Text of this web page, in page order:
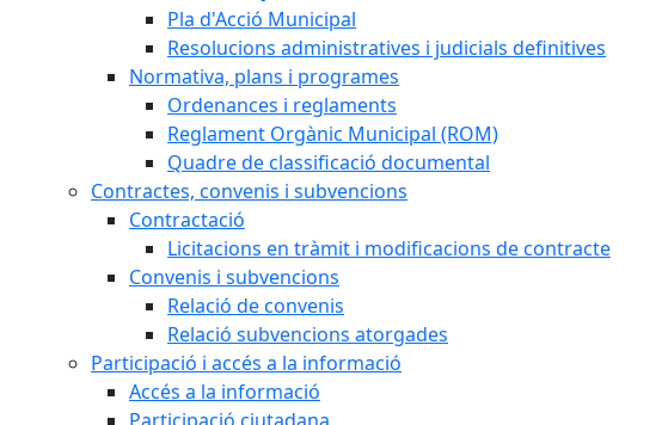
Pla d'Acció Municipal
Resolucions administratives i judicials definitives
Normativa, plans i programes
Ordenances i reglaments
Reglament Orgànic Municipal (ROM)
Quadre de classificació documental
Contractes, convenis i subvencions
Contractació
Licitacions en tràmit i modificacions de contracte
Convenis i subvencions
Relació de convenis
Relació subvencions atorgades
Participació i accés a la informació
Accés a la informació